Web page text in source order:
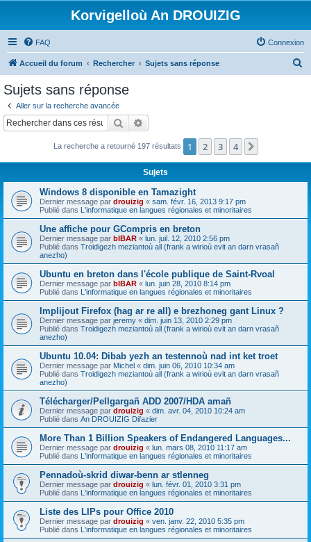
Korvigelloù An DROUIZIG
FAQ Connexion
Accueil du forum Rechercher Sujets sans réponse
c
Sujets sans réponse
Aller sur la recherche avancée
Rechercher
La recherche a retourné 197 résultats 1 2 3 4
Sujets
Windows 8 disponible en Tamazight
Dernier message par drouizig « sam. févr. 16, 2013 9:17 pm
Publié dans L'informatique en langues régionales et minoritaires
Une affiche pour GCompris en breton
Dernier message par bIBAR « lun. juil. 12, 2010 2:56 pm
Publié dans Troidigezh meziantoù all (frank a wirioù evit an darn vrasañ
anezho)
Ubuntu en breton dans l'école publique de Saint-Rvoal
Dernier message par bIBAR « lun. juin 28, 2010 8:14 pm
Publié dans L'informatique en langues régionales et minoritaires
Implijout Firefox (hag ar re all) e brezhoneg gant Linux ?
Dernier message par jeremy « dim. juin 13, 2010 2:29 pm
Publié dans Troidigezh meziantoù all (frank a wirioù evit an darn vrasañ
anezho)
Ubuntu 10.04: Dibab yezh an testennoù nad int ket troet
Dernier message par Michel « dim. juin 06, 2010 10:34 am
Publié dans Troidigezh meziantoù all (frank a wirioù evit an darn vrasañ
anezho)
Télécharger/Pellgargañ ADD 2007/HDA amañ
Dernier message par drouizig « dim. avr. 04, 2010 10:24 am
Publié dans An DROUIZIG Difazier
More Than 1 Billion Speakers of Endangered Languages...
Dernier message par drouizig « lun. mars 08, 2010 11:17 am
Publié dans L'informatique en langues régionales et minoritaires
Pennadoù-skrid diwar-benn ar stlenneg
Dernier message par drouizig « lun. févr. 01, 2010 3:31 pm
Publié dans L'informatique en langues régionales et minoritaires
Liste des LIPs pour Office 2010
Dernier message par drouizig « ven. janv. 22, 2010 5:35 pm
Publié dans L'informatique en langues régionales et minoritaires